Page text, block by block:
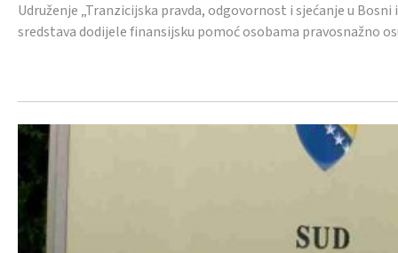
Udruženje „Tranzicijska pravda, odgovornost i sjećanje u
sredstava dodijele finansijsku pomoć osobama pravosnažno